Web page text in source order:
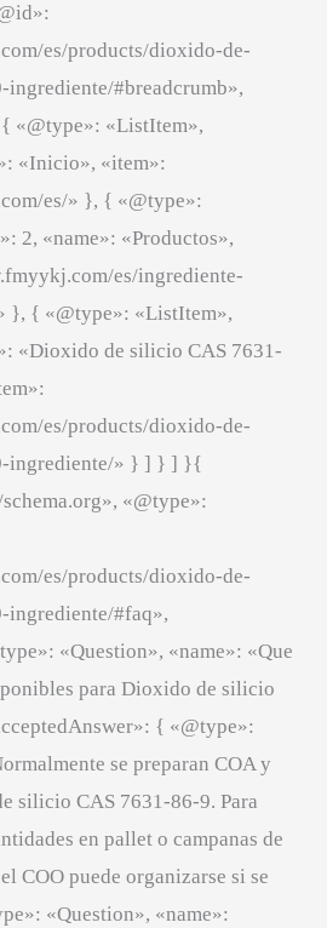
es/products/dioxido-de-
#breadcrumb»,
«@type»: «ListItem»,
«Inicio», «item»:
es/» }, { «@type»:
2, «name»: «Productos»,
es/ingrediente-
}, { «@type»: «ListItem»,
«Dioxido de silicio CAS 7631-
es/products/dioxido-de-
ingrediente/» } ] } ] }{
«@type»:
es/products/dioxido-de-
#faq»,
«Question», «name»: «Que
para Dioxido de silicio
{ «@type»:
se preparan COA y
silicio CAS 7631-86-9. Para
en pallet o campanas de
COO puede organizarse si se
«Question», «name»: